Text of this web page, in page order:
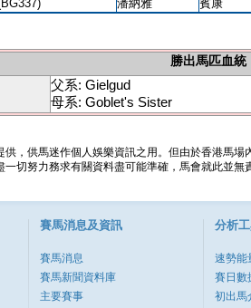
潘納雅
賓康
勝出馬匹血統
父系: Gielgud
母系: Goblet's Sister
供，供馬迷作個人娛樂資訊之用。但由於香港馬
一切努力務求有關資料盡可能準確，馬會就此並
賽馬消息及資訊
賽馬消息
賽馬新聞資料庫
主要賽事
分析
速勢能
賽日數
初出馬